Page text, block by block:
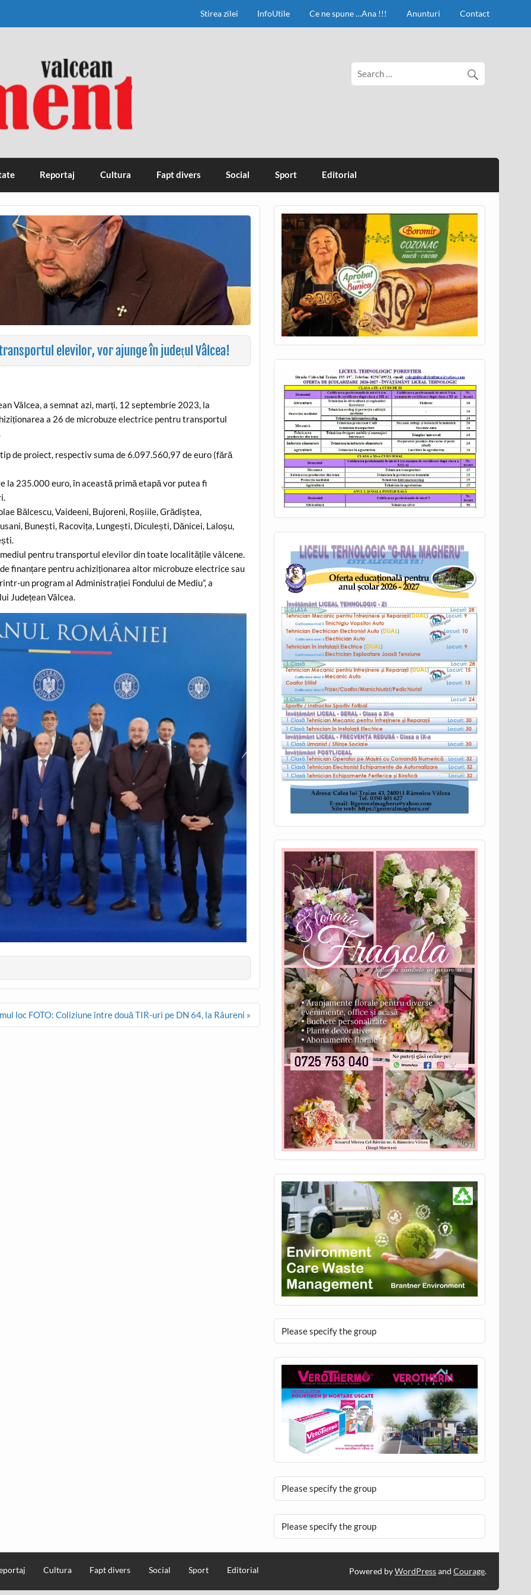
Stirea zilei InfoUtile Ce ne spune …Ana !!! Anunturi Contact
Reportaj Cultura Fapt divers Social Sport Editorial
elevilor, vor ajunge în județul Vâlcea!
Vâlcea, a semnat azi, marți, 12 septembrie 2023, la
a 26 de microbuze electrice pentru transportul
de proiect, respectiv suma de 6.097.560,97 de euro (fără
la 235.000 euro, în această primă etapă vor putea fi
Bălcescu, Vaideeni, Bujoreni, Roșiile, Grădiștea,
Bunești, Racovița, Lungești, Diculești, Dănicei, Laloșu,
pentru transportul elevilor din toate localitățile vâlcene.
finanțare pentru achiziționarea altor microbuze electrice sau
un program al Administrației Fondului de Mediu”, a
Județean Vâlcea.
loc FOTO: Coliziune între două TIR-uri pe DN 64, la Râureni »
Please specify the group
Please specify the group
Please specify the group
Cultura Fapt divers Social Sport Editorial Powered byWordPressand Courage.